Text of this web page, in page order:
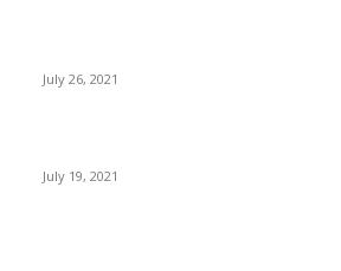
July 26, 2021
July 19, 2021